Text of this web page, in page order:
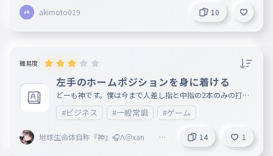
akimoto019 10
難易度
左手のホームポジションを身に着ける
どーも神です。僕は今まで人差し指と中指の2本のみの打法
だったのでそろそろちゃんとしようかなと思いました。
#ビジネス #一般常識 #ゲーム
地球生命体自称『神』🎧Λ＠xan @
14 1